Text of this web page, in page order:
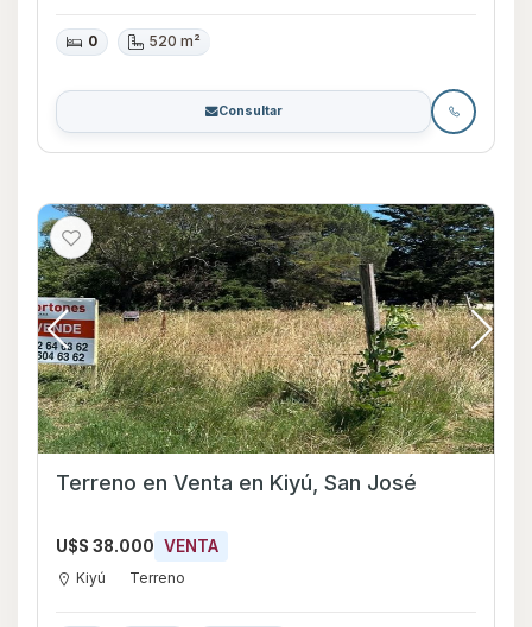
0 520 m²
Consultar
Terreno en Venta en Kiyú, San José
U$S 38.000 VENTA
Kiyú Terreno